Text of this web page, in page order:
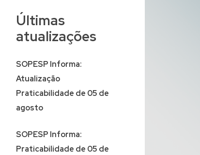
Últimas
atualizações
SOPESP Informa:
Atualização
Praticabilidade de 05 de
agosto
SOPESP Informa:
Praticabilidade de 05 de